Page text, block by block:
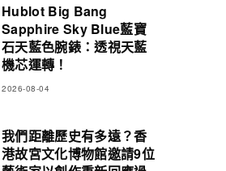
Hublot Big Bang
Sapphire Sky Blue藍寶
石天藍色腕錶：透視天藍
機芯運轉！
2026-08-04
我們距離歷史有多遠？香
港故宮文化博物館邀請9位